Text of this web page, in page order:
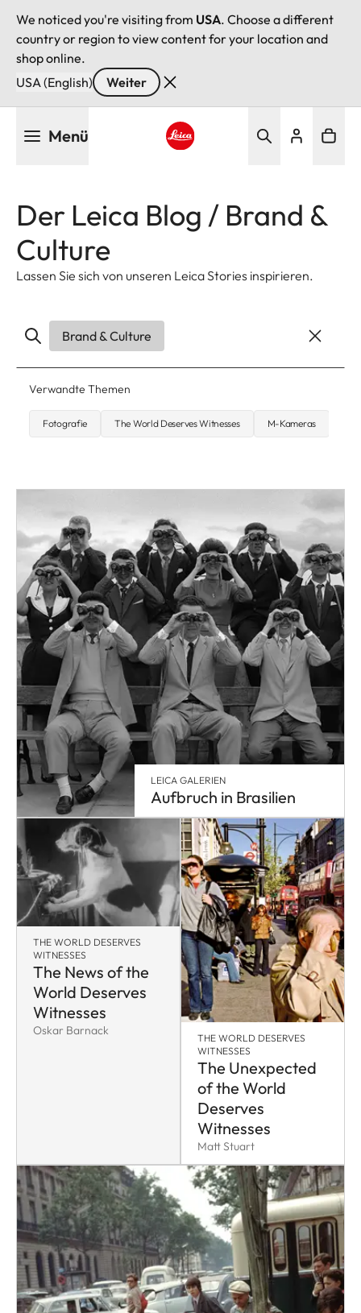
We noticed you're visiting from USA. Choose a different
country or region to view content for your location and
shop online.
USA (English)
Weiter
Menü
Der Leica Blog / Brand &
Culture
Lassen Sie sich von unseren Leica Stories inspirieren.
Brand & Culture
Verwandte Themen
Fotografie The World Deserves Witnesses M-Kameras
LEICA GALERIEN
Aufbruch in Brasilien
THE WORLD DESERVES
WITNESSES
The News of the
World Deserves
Witnesses
Oskar Barnack
THE WORLD DESERVES
WITNESSES
The Unexpected
of the World
Deserves
Witnesses
Matt Stuart